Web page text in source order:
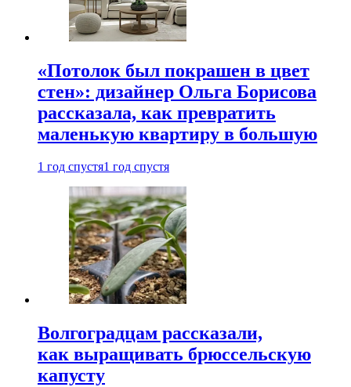
«Потолок был покрашен в цвет
стен»: дизайнер Ольга Борисова
рассказала, как превратить
маленькую квартиру в большую
1 год спустя1 год спустя
Волгоградцам рассказали,
как выращивать брюссельскую
капусту